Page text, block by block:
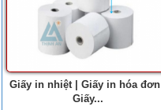
Giấy in nhiệt | Giấy in hóa đơn |
Giấy...